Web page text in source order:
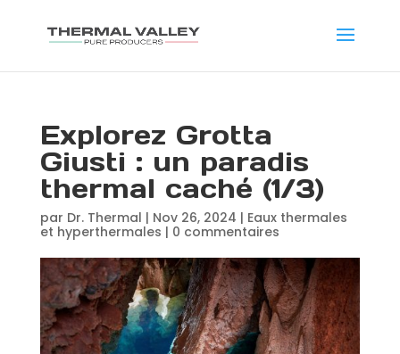
Explorez Grotta
Giusti : un paradis
thermal caché (1/3)
par Dr. Thermal | Nov 26, 2024 | Eaux thermales
et hyperthermales | 0 commentaires